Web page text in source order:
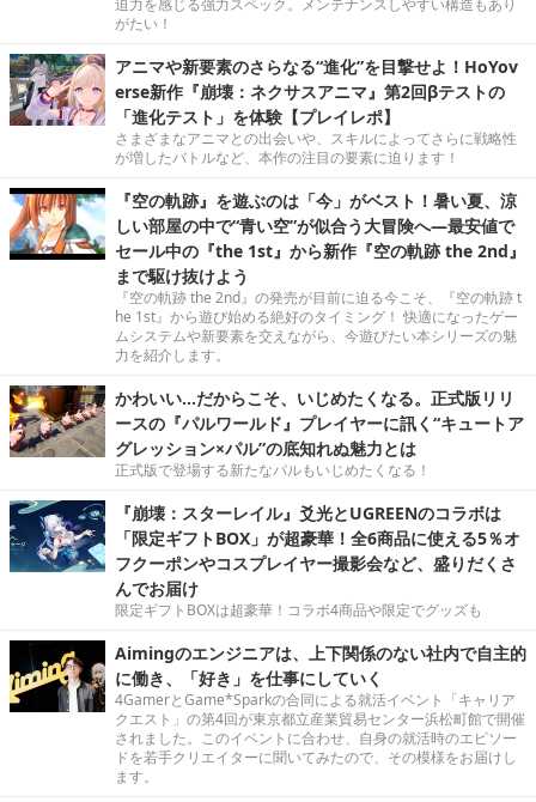
がたい！
アニマや新要素のさらなる“進化”を目撃せよ！HoYov
erse新作『崩壊：ネクサスアニマ』第2回βテストの
「進化テスト」を体験【プレイレポ】
さまざまなアニマとの出会いや、スキルによってさらに戦略性
が増したバトルなど、本作の注目の要素に迫ります！
『空の軌跡』を遊ぶのは「今」がベスト！暑い夏、涼
しい部屋の中で“青い空”が似合う大冒険へ―最安値で
セール中の『the 1st』から新作『空の軌跡 the 2nd』
まで駆け抜けよう
『空の軌跡 the 2nd』の発売が目前に迫る今こそ、『空の軌跡 t
he 1st』から遊び始める絶好のタイミング！ 快適になったゲー
ムシステムや新要素を交えながら、今遊びたい本シリーズの魅
力を紹介します。
かわいい…だからこそ、いじめたくなる。正式版リリ
ースの『パルワールド』プレイヤーに訊く“キュートア
グレッション×パル”の底知れぬ魅力とは
正式版で登場する新たなパルもいじめたくなる！
『崩壊：スターレイル』爻光とUGREENのコラボは
「限定ギフトBOX」が超豪華！全6商品に使える5％オ
フクーポンやコスプレイヤー撮影会など、盛りだくさ
んでお届け
限定ギフトBOXは超豪華！コラボ4商品や限定でグッズも
Aimingのエンジニアは、上下関係のない社内で自主的
に働き、「好き」を仕事にしていく
4GamerとGame*Sparkの合同による就活イベント「キャリア
クエスト」の第4回が東京都立産業貿易センター浜松町館で開催
されました。このイベントに合わせ、自身の就活時のエピソー
ドを若手クリエイターに聞いてみたので、その模様をお届けし
ます。